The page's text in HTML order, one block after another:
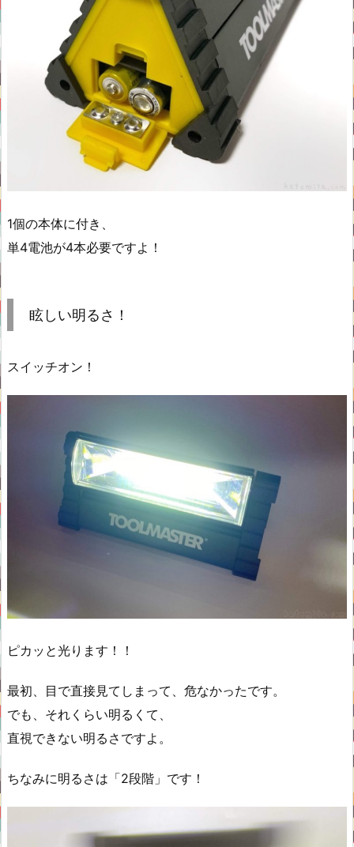
1個の本体に付き、
単4電池が4本必要ですよ！
眩しい明るさ！
スイッチオン！
ピカッと光ります！！
最初、目で直接見てしまって、危なかったです。
でも、それくらい明るくて、
直視できない明るさですよ。
ちなみに明るさは「2段階」です！